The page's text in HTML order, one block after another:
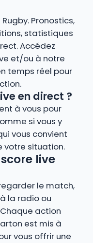
Pronostics,
statistiques
Accédez
et/ou à notre
temps réel pour
en direct ?
à vous pour
si vous y
vous convient
votre situation.
live
le match,
à la radio ou
action
est mis à
vous offrir une